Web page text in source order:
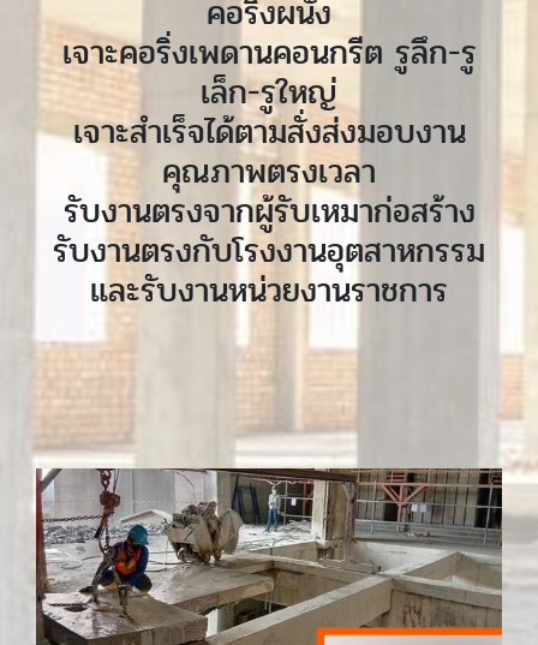
คอริ่งผนัง
เจาะคอริ่งเพดานคอนกรีต รูลึก-รู
เล็ก-รูใหญ่
เจาะสำเร็จได้ตามสั่งส่งมอบงาน
คุณภาพตรงเวลา
รับงานตรงจากผู้รับเหมาก่อสร้าง
รับงานตรงกับโรงงานอุตสาหกรรม
และรับงานหน่วยงานราชการ